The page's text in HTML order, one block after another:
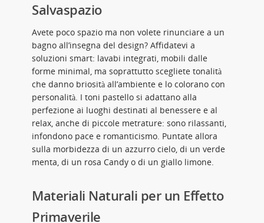
Salvaspazio
Avete poco spazio ma non volete rinunciare a un
bagno all’insegna del design? Affidatevi a
soluzioni smart: lavabi integrati, mobili dalle
forme minimal, ma soprattutto scegliete tonalità
che danno briosità all’ambiente e lo colorano con
personalità. I toni pastello si adattano alla
perfezione ai luoghi destinati al benessere e al
relax, anche di piccole metrature: sono rilassanti,
infondono pace e romanticismo. Puntate allora
sulla morbidezza di un azzurro cielo, di un verde
menta, di un rosa Candy o di un giallo limone.
Materiali Naturali per un Effetto
Primaverile